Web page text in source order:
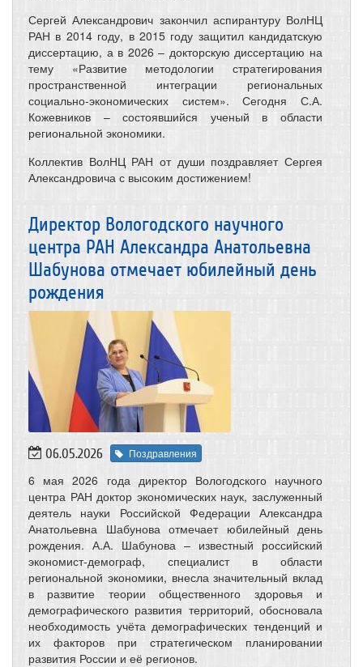
Сергей Александрович закончил аспирантуру ВолНЦ
РАН в 2014 году, в 2015 году защитил кандидатскую
диссертацию, а в 2026 – докторскую диссертацию на
тему «Развитие методологии стратегирования
пространственной интеграции региональных
социально-экономических систем». Сегодня С.А.
Кожевников – состоявшийся ученый в области
региональной экономики.
Коллектив ВолНЦ РАН от души поздравляет Сергея
Александровича с высоким достижением!
Директор Вологодского научного
центра РАН Александра Анатольевна
Шабунова отмечает юбилейный день
рождения
06.05.2026 Поздравления
6 мая 2026 года директор Вологодского научного
центра РАН доктор экономических наук, заслуженный
деятель науки Российской Федерации Александра
Анатольевна Шабунова отмечает юбилейный день
рождения. А.А. Шабунова – известный российский
экономист-демограф, специалист в области
региональной экономики, внесла значительный вклад
в развитие теории общественного здоровья и
демографического развития территорий, обосновала
необходимость учёта демографических тенденций и
их факторов при стратегическом планировании
развития России и её регионов.